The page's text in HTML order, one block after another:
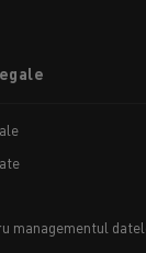
managementul